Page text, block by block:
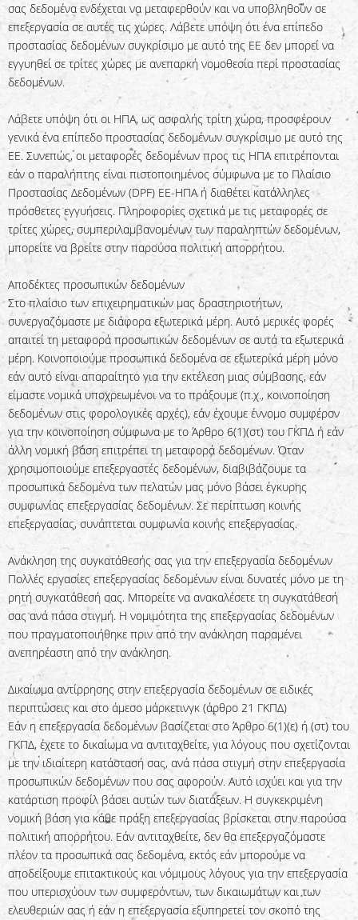
σας δεδομένα ενδέχεται να μεταφερθούν και να υποβληθούν σε
επεξεργασία σε αυτές τις χώρες. Λάβετε υπόψη ότι ένα επίπεδο
προστασίας δεδομένων συγκρίσιμο με αυτό της ΕΕ δεν μπορεί να
εγγυηθεί σε τρίτες χώρες με ανεπαρκή νομοθεσία περί προστασίας
δεδομένων.
Λάβετε υπόψη ότι οι ΗΠΑ, ως ασφαλής τρίτη χώρα, προσφέρουν
γενικά ένα επίπεδο προστασίας δεδομένων συγκρίσιμο με αυτό της
ΕΕ. Συνεπώς, οι μεταφορές δεδομένων προς τις ΗΠΑ επιτρέπονται
εάν ο παραλήπτης είναι πιστοποιημένος σύμφωνα με το Πλαίσιο
Προστασίας Δεδομένων (DPF) ΕΕ-ΗΠΑ ή διαθέτει κατάλληλες
πρόσθετες εγγυήσεις. Πληροφορίες σχετικά με τις μεταφορές σε
τρίτες χώρες, συμπεριλαμβανομένων των παραληπτών δεδομένων,
μπορείτε να βρείτε στην παρούσα πολιτική απορρήτου.
Αποδέκτες προσωπικών δεδομένων
Στο πλαίσιο των επιχειρηματικών μας δραστηριοτήτων,
συνεργαζόμαστε με διάφορα εξωτερικά μέρη. Αυτό μερικές φορές
απαιτεί τη μεταφορά προσωπικών δεδομένων σε αυτά τα εξωτερικά
μέρη. Κοινοποιούμε προσωπικά δεδομένα σε εξωτερικά μέρη μόνο
εάν αυτό είναι απαραίτητο για την εκτέλεση μιας σύμβασης, εάν
είμαστε νομικά υποχρεωμένοι να το πράξουμε (π.χ., κοινοποίηση
δεδομένων στις φορολογικές αρχές), εάν έχουμε έννομο συμφέρον
για την κοινοποίηση σύμφωνα με το Άρθρο 6(1)(στ) του ΓΚΠΔ ή εάν
άλλη νομική βάση επιτρέπει τη μεταφορά δεδομένων. Όταν
χρησιμοποιούμε επεξεργαστές δεδομένων, διαβιβάζουμε τα
προσωπικά δεδομένα των πελατών μας μόνο βάσει έγκυρης
συμφωνίας επεξεργασίας δεδομένων. Σε περίπτωση κοινής
επεξεργασίας, συνάπτεται συμφωνία κοινής επεξεργασίας.
Ανάκληση της συγκατάθεσής σας για την επεξεργασία δεδομένων
Πολλές εργασίες επεξεργασίας δεδομένων είναι δυνατές μόνο με τη
ρητή συγκατάθεσή σας. Μπορείτε να ανακαλέσετε τη συγκατάθεσή
σας ανά πάσα στιγμή. Η νομιμότητα της επεξεργασίας δεδομένων
που πραγματοποιήθηκε πριν από την ανάκληση παραμένει
ανεπηρέαστη από την ανάκληση.
Δικαίωμα αντίρρησης στην επεξεργασία δεδομένων σε ειδικές
περιπτώσεις και στο άμεσο μάρκετινγκ (άρθρο 21 ΓΚΠΔ)
Εάν η επεξεργασία δεδομένων βασίζεται στο Άρθρο 6(1)(ε) ή (στ) του
ΓΚΠΔ, έχετε το δικαίωμα να αντιταχθείτε, για λόγους που σχετίζονται
με την ιδιαίτερη κατάστασή σας, ανά πάσα στιγμή στην επεξεργασία
προσωπικών δεδομένων που σας αφορούν. Αυτό ισχύει και για την
κατάρτιση προφίλ βάσει αυτών των διατάξεων. Η συγκεκριμένη
νομική βάση για κάθε πράξη επεξεργασίας βρίσκεται στην παρούσα
πολιτική απορρήτου. Εάν αντιταχθείτε, δεν θα επεξεργαζόμαστε
πλέον τα προσωπικά σας δεδομένα, εκτός εάν μπορούμε να
αποδείξουμε επιτακτικούς και νόμιμους λόγους για την επεξεργασία
που υπερισχύουν των συμφερόντων, των δικαιωμάτων και των
ελευθεριών σας ή εάν η επεξεργασία εξυπηρετεί τον σκοπό της